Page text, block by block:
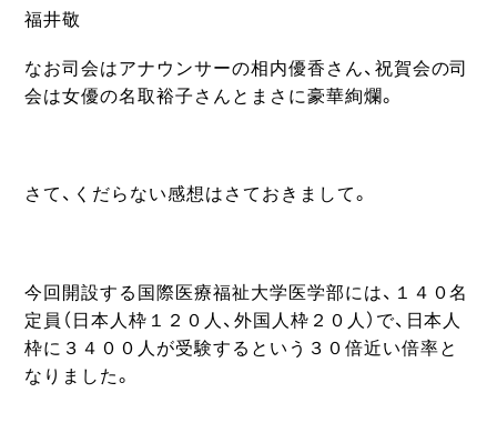
福井敬
なお司会はアナウンサーの相内優香さん、祝賀会の司
会は女優の名取裕子さんとまさに豪華絢爛。
さて、くだらない感想はさておきまして。
今回開設する国際医療福祉大学医学部には、１４０名
定員（日本人枠１２０人、外国人枠２０人）で、日本人
枠に３４００人が受験するという３０倍近い倍率と
なりました。